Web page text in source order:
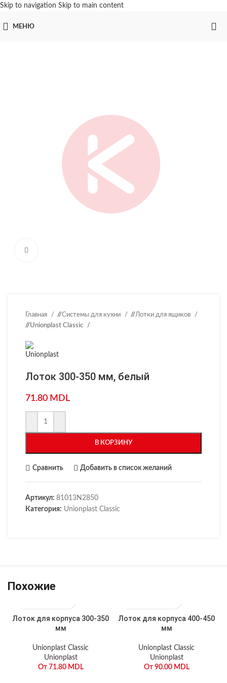
Skip to navigation Skip to main content
МЕНЮ
Главная / Системы для кухни / Лотки для ящиков
/ Unionplast Classic
Лоток 300-350 мм, белый
71.80 MDL
В КОРЗИНУ
Сравнить Добавить в список желаний
Артикул: 81013N2850
Категория: Unionplast Classic
Похожие
Лоток для корпуса 300-350
мм
Unionplast Classic
Unionplast
От 71.80 MDL
Лоток для корпуса 400-450
мм
Unionplast Classic
Unionplast
От 90.00 MDL